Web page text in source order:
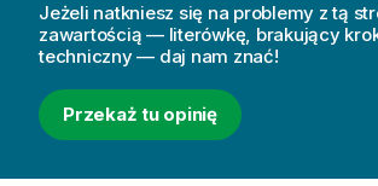
Jeżeli natkniesz się na problemy z tą
zawartością — literówkę, brakujący
techniczny — daj nam znać!
Przekaż tu opinię